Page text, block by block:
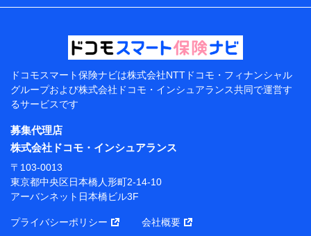
当該個人データを取り扱う各共同利用者（詳細は次のと
東京都千代田区永田町2丁目11番1号 山王パークタワー
株式会社NTTドコモ 代表取締役社長 前田 義晃
東京都中央区日本橋人形町2-14-10 アーバンネット日
本橋ビル 3F
長 吉村 忠義
※ 当社および株式会社NTTドコモは、お客さまの情報
ソナルデータ憲章」に定める行動原則を順守します 。
ドコモスマート保険ナビは株式会社NTTドコモ・フィナンシャル
グループおよび株式会社ドコモ・インシュアランス共同で運営す
るサービスです
募集代理店
株式会社ドコモ・インシュアランス
〒103-0013
東京都中央区日本橋人形町2-14-10
アーバンネット日本橋ビル3F
プライバシーポリシー 会社概要